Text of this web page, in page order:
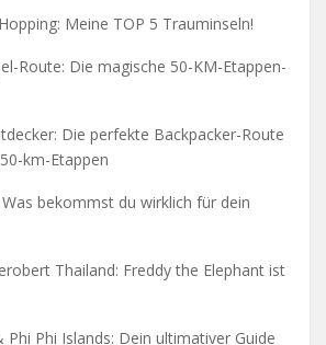
Meine TOP 5 Trauminseln!
Route: Die magische 50-KM-Etappen-
Die perfekte Backpacker-Route
km-Etappen
bekommst du wirklich für dein
Thailand: Freddy the Elephant ist
Phi Phi Islands: Dein ultimativer Guide